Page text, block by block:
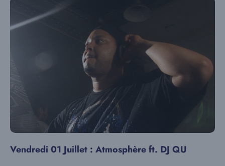
Vendredi 01 Juillet : Atmosphère ft. DJ QU